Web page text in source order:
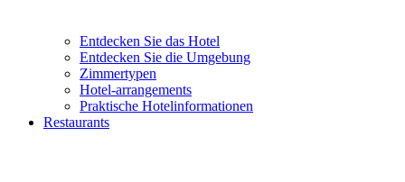
Entdecken Sie das Hotel
Entdecken Sie die Umgebung
Zimmertypen
Hotel-arrangements
Praktische Hotelinformationen
Restaurants